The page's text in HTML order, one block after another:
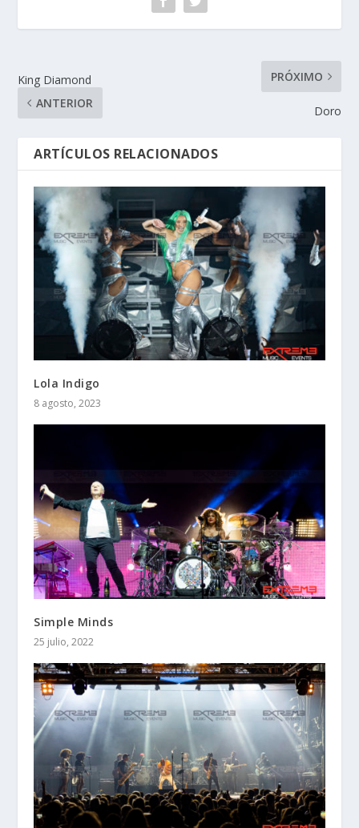
King Diamond
ANTERIOR
PRÓXIMO
Doro
ARTÍCULOS RELACIONADOS
Lola Indigo
8 agosto, 2023
Simple Minds
25 julio, 2022